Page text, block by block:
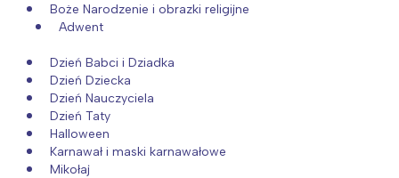
Boże Narodzenie i obrazki religijne
Adwent
Dzień Babci i Dziadka
Dzień Dziecka
Dzień Nauczyciela
Dzień Taty
Halloween
Karnawał i maski karnawałowe
Mikołaj